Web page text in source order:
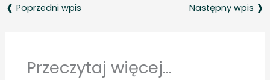
❰ Poprzedni wpis Następny wpis ❱
Przeczytaj więcej...